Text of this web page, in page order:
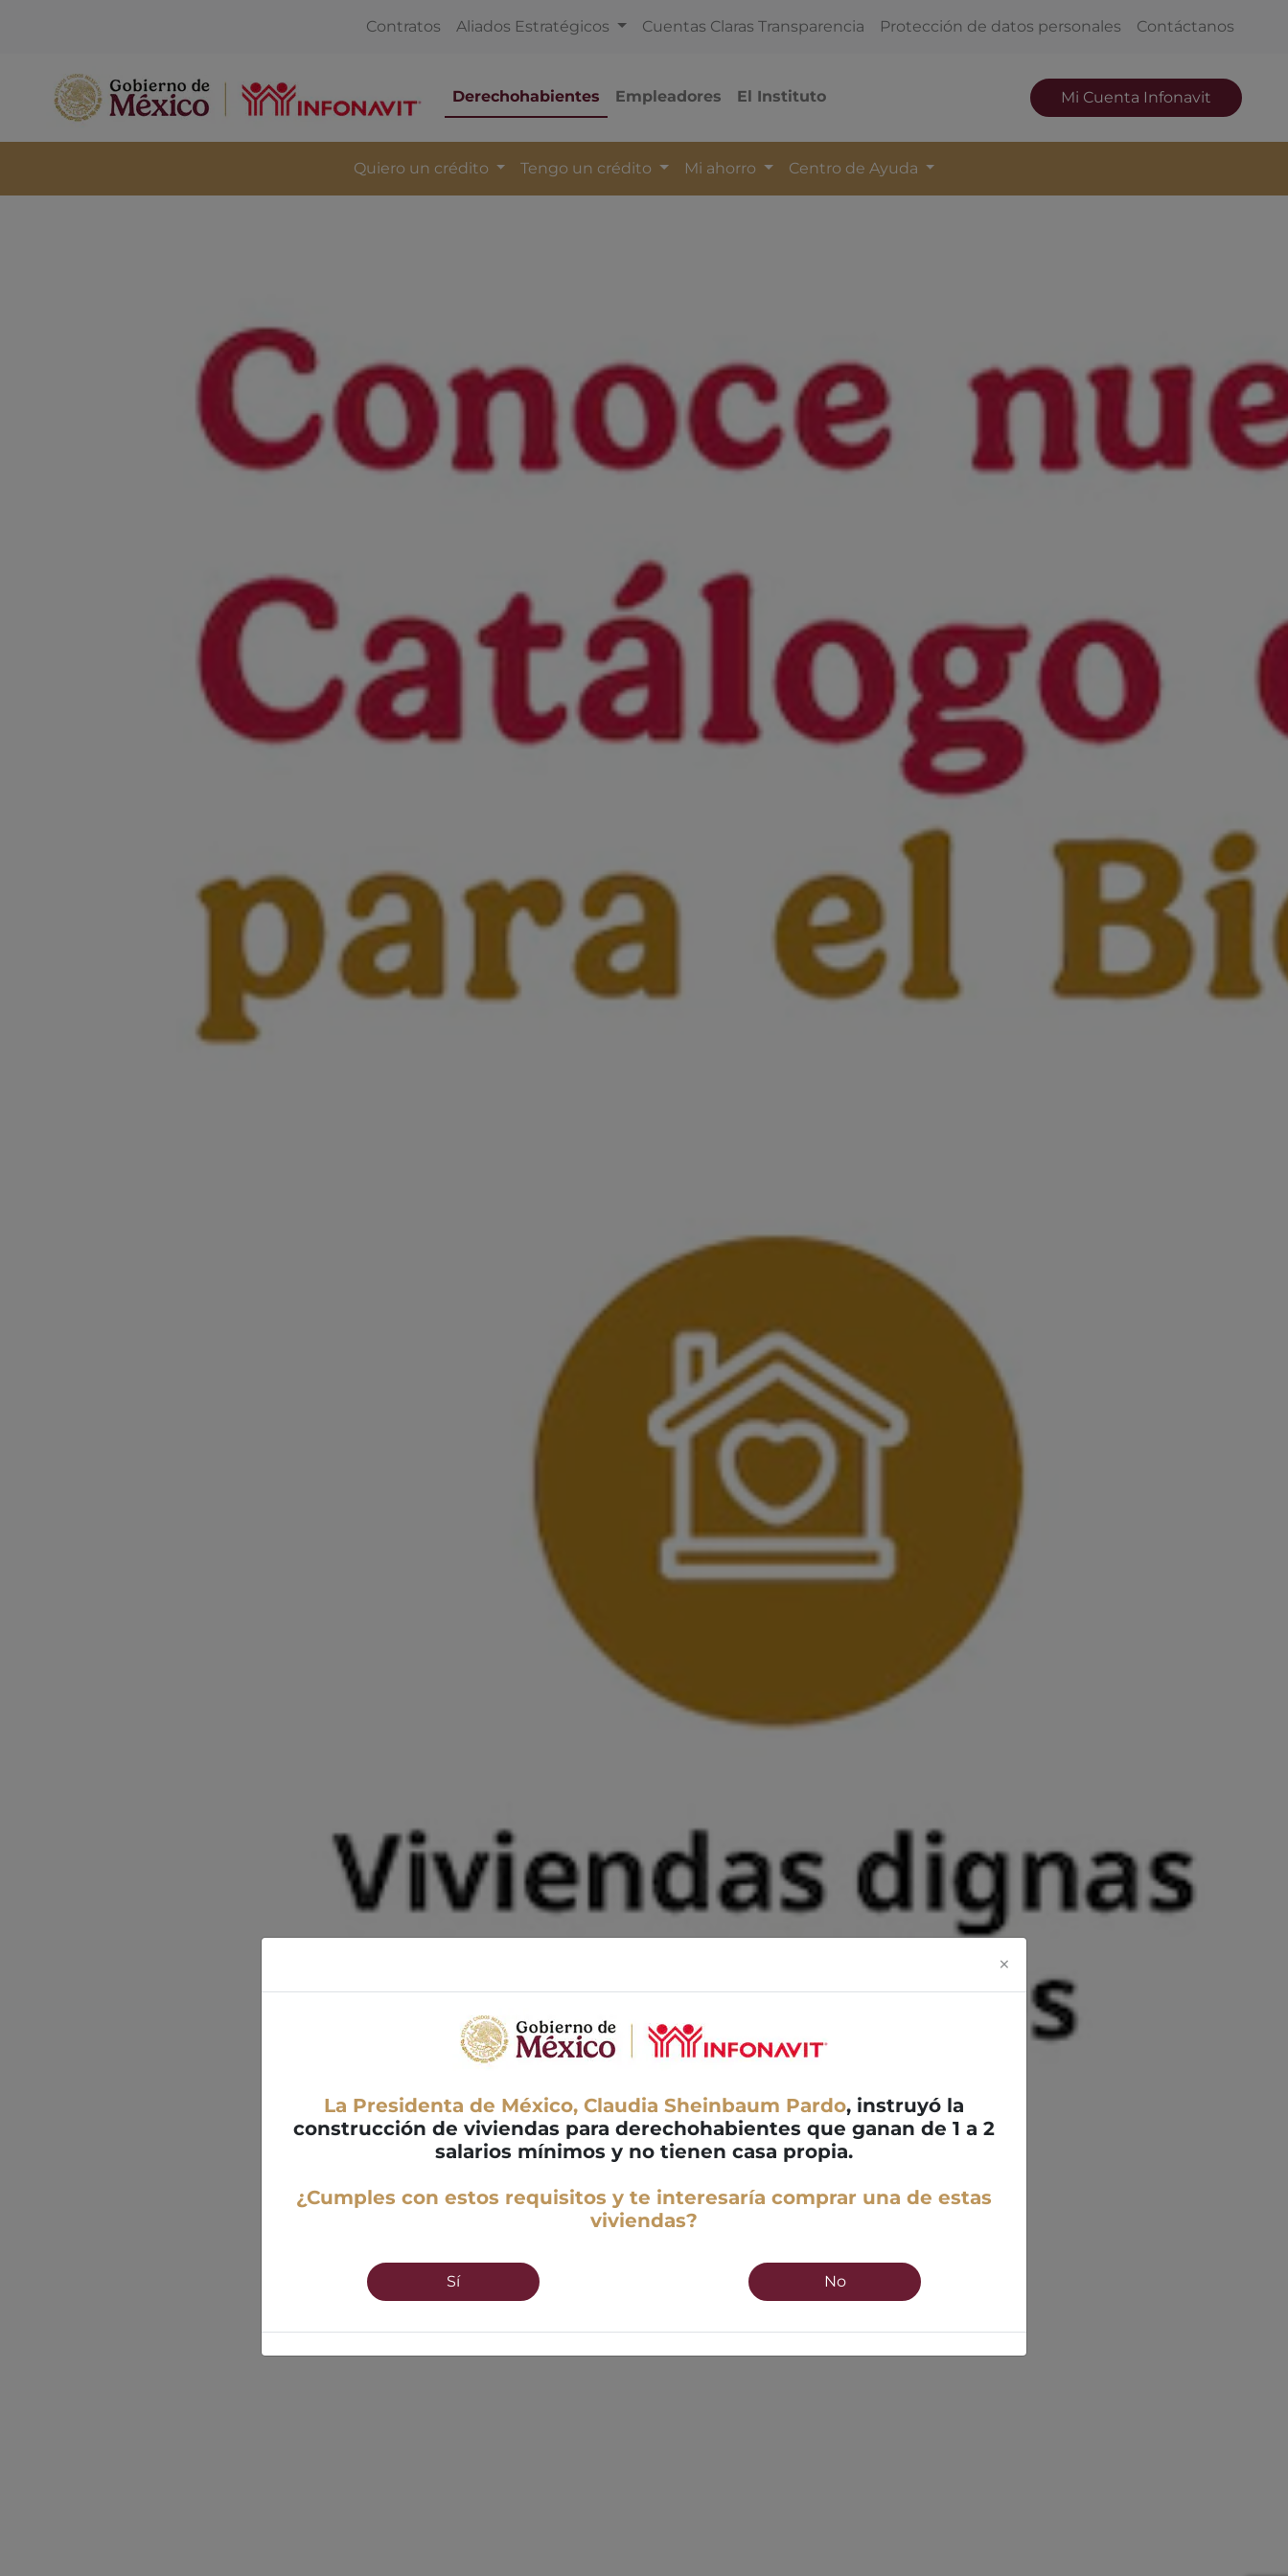
Contratos Aliados Estratégicos Cuentas Claras Transparencia Protección de datos personales Contáctanos
Derechohabientes Empleadores El Instituto Mi Cuenta Infonavit
Quiero un crédito Tengo un crédito Mi ahorro Centro de Ayuda
×
La Presidenta de México, Claudia Sheinbaum Pardo, instruyó la
construcción de viviendas para derechohabientes que ganan de 1 a 2
salarios mínimos y no tienen casa propia.
¿Cumples con estos requisitos y te interesaría comprar una de estas
viviendas?
Sí No